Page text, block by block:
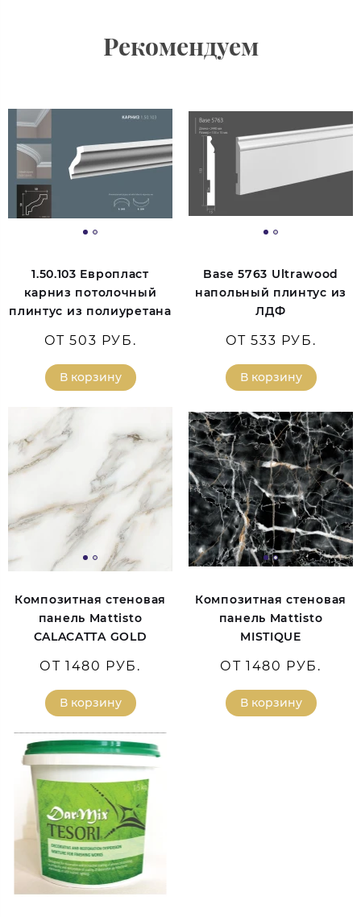
Рекомендуем
1.50.103 Европласт
карниз потолочный
плинтус из полиуретана
ОТ 503 РУБ.
В корзину
Base 5763 Ultrawood
напольный плинтус из
ЛДФ
ОТ 533 РУБ.
В корзину
Композитная стеновая
панель Mattisto
CALACATTA GOLD
ОТ 1480 РУБ.
В корзину
Композитная стеновая
панель Mattisto
MISTIQUE
ОТ 1480 РУБ.
В корзину